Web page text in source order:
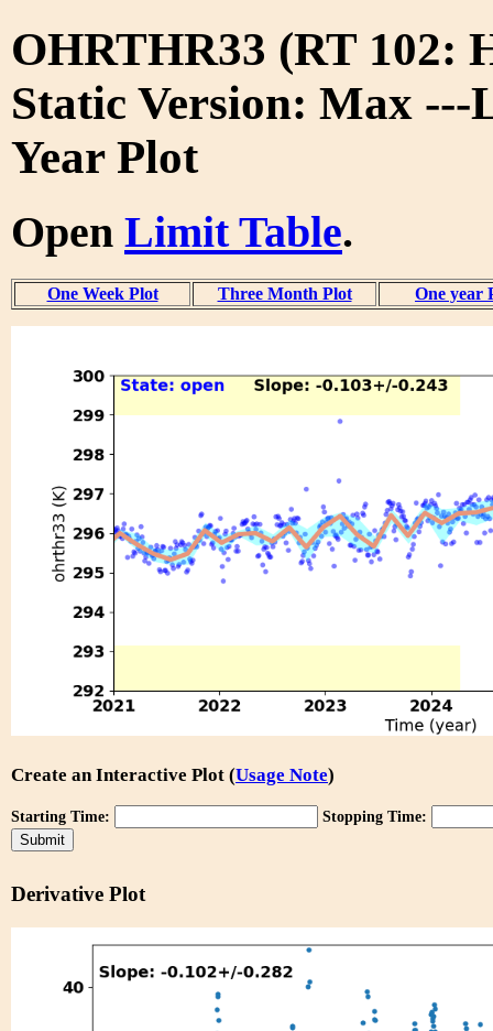
OHRTHR33 (RT 102:
Static Version: Max ---
Year Plot
Open Limit Table.
One Week Plot Three Month Plot One year
Create an Interactive Plot (Usage Note)
Starting Time: Stopping Time:
Derivative Plot